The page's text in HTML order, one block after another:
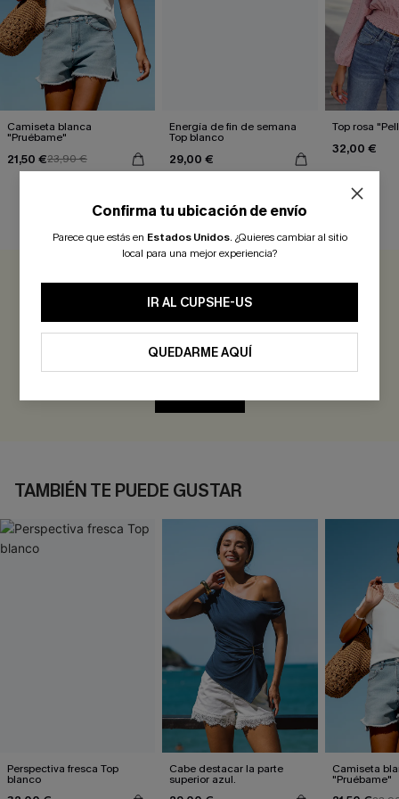
Camiseta blanca
"Pruébame"
21,50 €23,90 €
Energía de fin de semana
Top blanco
29,00 €
Top rosa
32,00 €
Sé el Primero en Reseñar
TAMBIÉN TE PUEDE GUSTAR
Perspectiva fresca Top
blanco
Cabe destacar la parte
superior azul.
Camiseta
"Pruébame"
Confirma tu ubicación de envío
Parece que estás en Estados Unidos. ¿Quieres cambiar al sitio
local para una mejor experiencia?
IR AL CUPSHE-US
QUEDARME AQUÍ